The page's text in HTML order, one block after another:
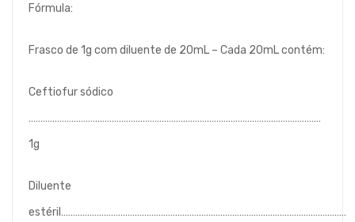
Fórmula:
Frasco de 1g com diluente de 20mL – Cada 20mL contém:
Ceftiofur sódico
……………………………………………………………………………………………………………
1g
Diluente
estéril…………………………………………………………………………………………………………